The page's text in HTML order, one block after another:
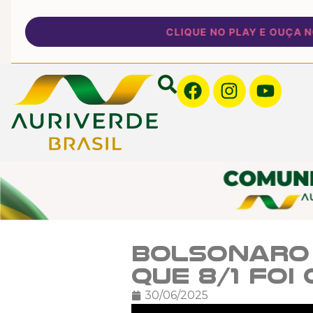
CLIQUE NO PLAY E OUÇA
Bolsonaro
que 8/1
30/06/2025